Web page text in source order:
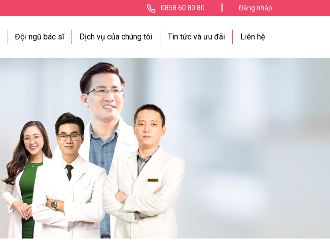
0858 60 80 80 | Đăng nhập
Đội ngũ bác sĩ Dịch vụ của chúng tôi Tin tức và ưu đãi Liên hệ